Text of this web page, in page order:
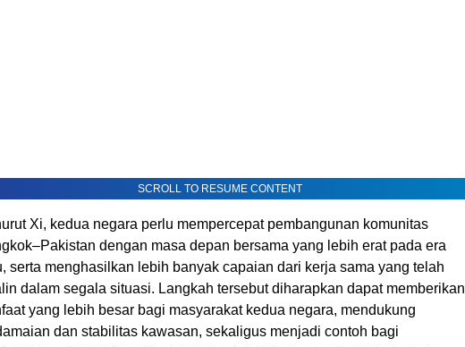
SCROLL TO RESUME CONTENT
Xi, kedua negara perlu mempercepat pembangunan komunitas
dengan masa depan bersama yang lebih erat pada era
serta menghasilkan lebih banyak capaian dari kerja sama yang telah
dalam segala situasi. Langkah tersebut diharapkan dapat memberikan
yang lebih besar bagi masyarakat kedua negara, mendukung
dan stabilitas kawasan, sekaligus menjadi contoh bagi